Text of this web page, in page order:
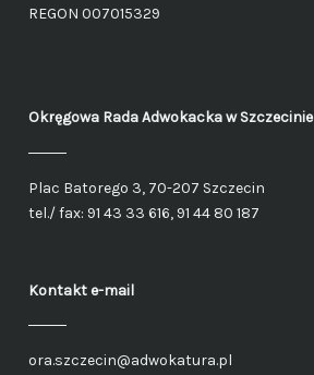
REGON 007015329
Okręgowa Rada Adwokackaw Szczecinie
Plac Batorego 3, 70-207 Szczecin
tel./ fax: 91 43 33 616, 91 44 80 187
Kontakt e-mail
ora.szczecin@adwokatura.pl